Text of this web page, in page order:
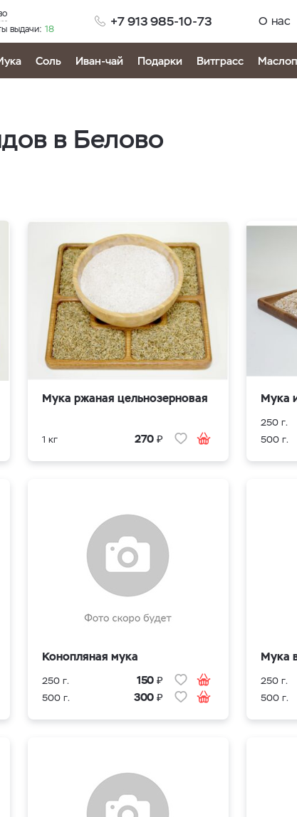
+7 913 985-10-73
выдачи: 18
О нас
Соль Иван-чай Подарки Витграсс
в Белово
Мука ржаная цельнозерновая
1 кг 270 ₽
Мука
250 г.
500 г.
Конопляная мука
250 г. 150 ₽
500 г. 300 ₽
Мука
250 г.
500 г.